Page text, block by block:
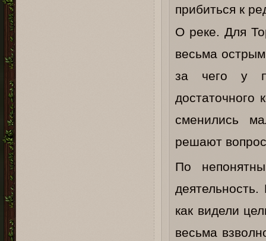
прибиться к
О реке. Для
весьма
за чего у
достаточного
сменились
решают
По
как видели
весьма